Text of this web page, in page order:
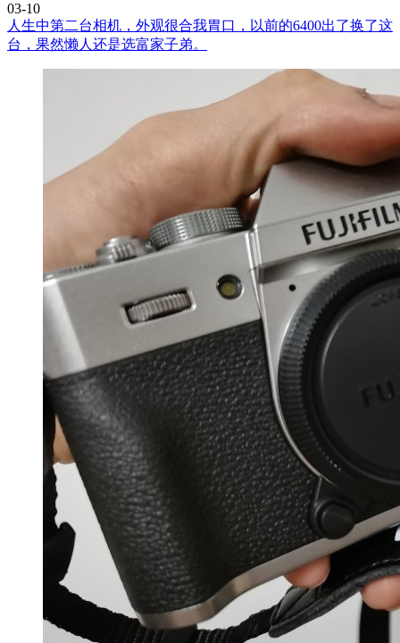
03-10
人生中第二台相机，外观很合我胃口，以前的6400出了换了这
台，果然懒人还是选富家子弟。